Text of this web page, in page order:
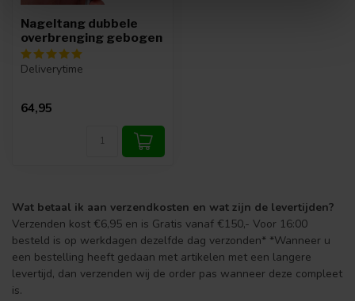
Nageltang dubbele
overbrenging gebogen
Deliverytime
64,95
Wat betaal ik aan verzendkosten en wat zijn de levertijden?
Verzenden kost €6,95 en is Gratis vanaf €150,- Voor 16:00
besteld is op werkdagen dezelfde dag verzonden* *Wanneer u
een bestelling heeft gedaan met artikelen met een langere
levertijd, dan verzenden wij de order pas wanneer deze compleet
is.